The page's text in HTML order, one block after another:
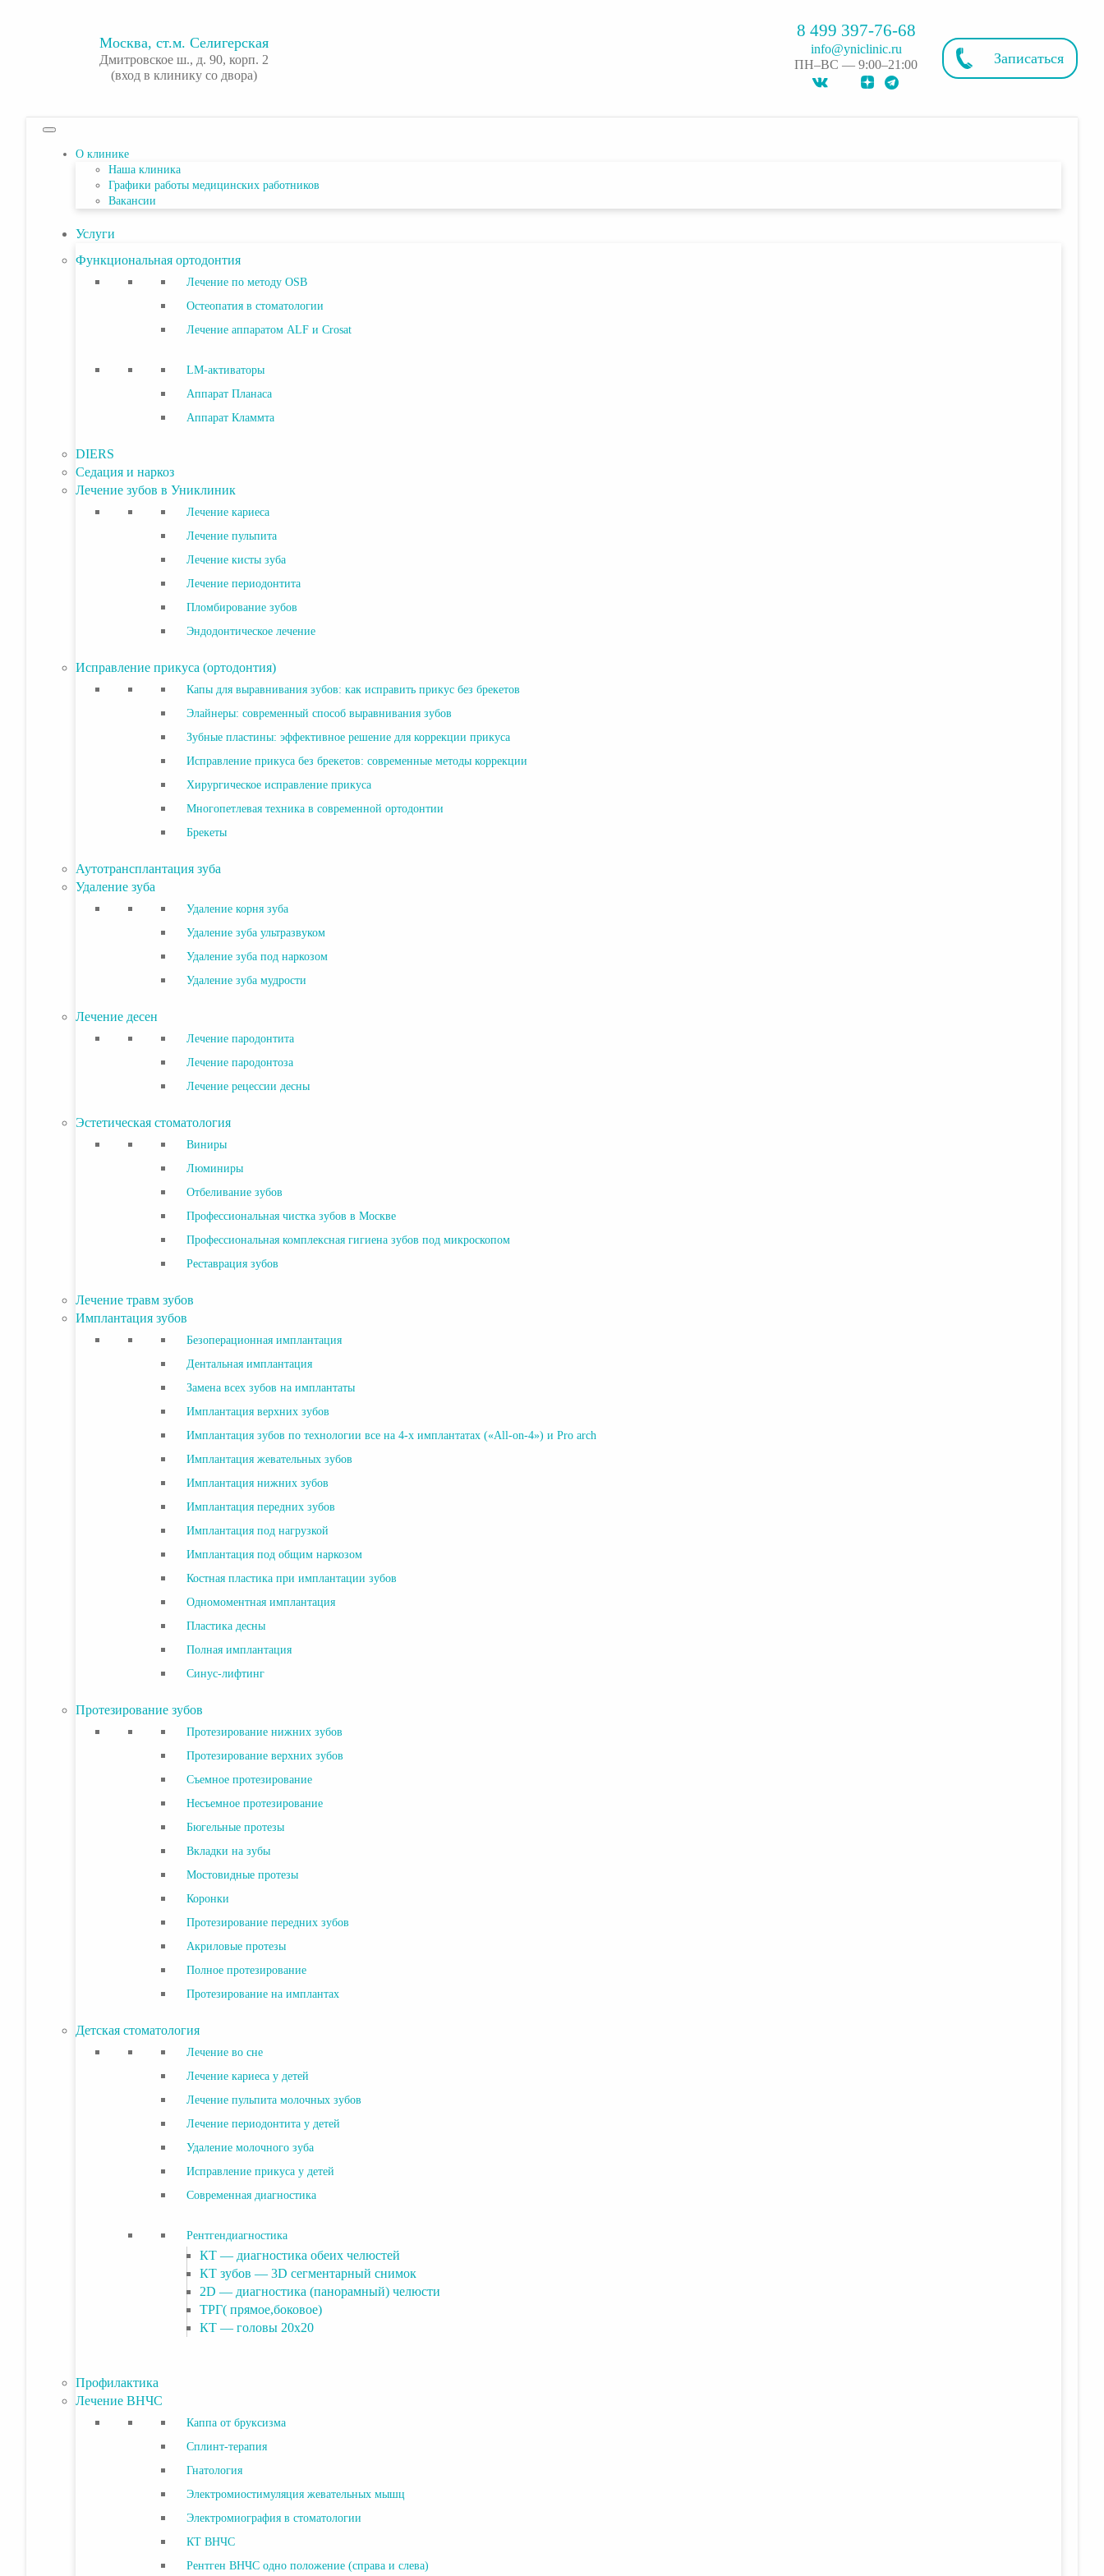
Москва, ст.м. Селигерская
Дмитровское ш., д. 90, корп. 2
(вход в клинику со двора)
8 499 397-76-68
info@yniclinic.ru
ПН–ВС — 9:00–21:00
Записаться
О клинике
Наша клиника
Графики работы медицинских работников
Вакансии
Услуги
Функциональная ортодонтия
Лечение по методу OSB
Остеопатия в стоматологии
Лечение аппаратом ALF и Сrosat
LM-активаторы
Аппарат Планаса
Аппарат Кламмта
DIERS
Седация и наркоз
Лечение зубов в Униклиник
Лечение кариеса
Лечение пульпита
Лечение кисты зуба
Лечение периодонтита
Пломбирование зубов
Эндодонтическое лечение
Исправление прикуса (ортодонтия)
Капы для выравнивания зубов: как исправить прикус без брекетов
Элайнеры: современный способ выравнивания зубов
Зубные пластины: эффективное решение для коррекции прикуса
Исправление прикуса без брекетов: современные методы коррекции
Хирургическое исправление прикуса
Многопетлевая техника в современной ортодонтии
Брекеты
Аутотрансплантация зуба
Удаление зуба
Удаление корня зуба
Удаление зуба ультразвуком
Удаление зуба под наркозом
Удаление зуба мудрости
Лечение десен
Лечение пародонтита
Лечение пародонтоза
Лечение рецессии десны
Эстетическая стоматология
Виниры
Люминиры
Отбеливание зубов
Профессиональная чистка зубов в Москве
Профессиональная комплексная гигиена зубов под микроскопом
Реставрация зубов
Лечение травм зубов
Имплантация зубов
Безоперационная имплантация
Дентальная имплантация
Замена всех зубов на имплантаты
Имплантация верхних зубов
Имплантация зубов по технологии все на 4-х имплантатах («All-on-4») и Pro arch
Имплантация жевательных зубов
Имплантация нижних зубов
Имплантация передних зубов
Имплантация под нагрузкой
Имплантация под общим наркозом
Костная пластика при имплантации зубов
Одномоментная имплантация
Пластика десны
Полная имплантация
Синус-лифтинг
Протезирование зубов
Протезирование нижних зубов
Протезирование верхних зубов
Съемное протезирование
Несъемное протезирование
Бюгельные протезы
Вкладки на зубы
Мостовидные протезы
Коронки
Протезирование передних зубов
Акриловые протезы
Полное протезирование
Протезирование на имплантах
Детская стоматология
Лечение во сне
Лечение кариеса у детей
Лечение пульпита молочных зубов
Лечение периодонтита у детей
Удаление молочного зуба
Исправление прикуса у детей
Современная диагностика
Рентгендиагностика
КТ — диагностика обеих челюстей
КТ зубов — 3D сегментарный снимок
2D — диагностика (панорамный) челюсти
ТРГ( прямое,боковое)
КТ — головы 20х20
Профилактика
Лечение ВНЧС
Каппа от бруксизма
Сплинт-терапия
Гнатология
Электромиостимуляция жевательных мышц
Электромиография в стоматологии
КТ ВНЧС
Рентген ВНЧС одно положение (справа и слева)